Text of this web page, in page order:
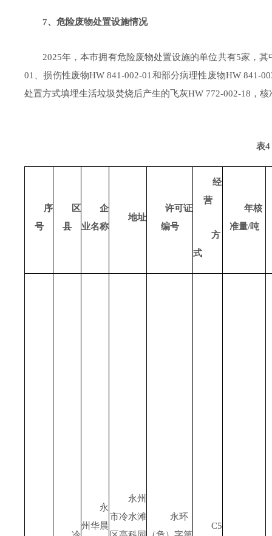
7、 危险废物处置设施情况
2025年，本市拥有危险废物处置设施的单位共有5家， 其
01
、损伤性废物HW 841-002-01 和部分病理性废物HW 841-
处置方式填埋生活垃圾焚烧后产生的飞灰HW 772-002-18 ，核
表
序
号
区
县
企
业名称
地址
许可证
编号
经
营
方
式
年核
准量/吨
永
州华晨
永州
市冷水滩
永环
C5